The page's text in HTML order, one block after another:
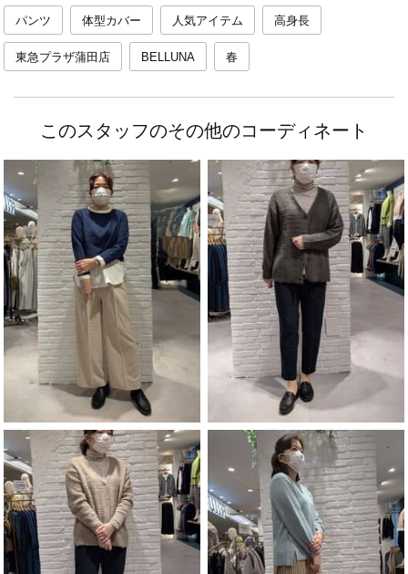
パンツ 体型カバー 人気アイテム 高身長
東急プラザ蒲田店 BELLUNA 春
このスタッフのその他のコーディネート